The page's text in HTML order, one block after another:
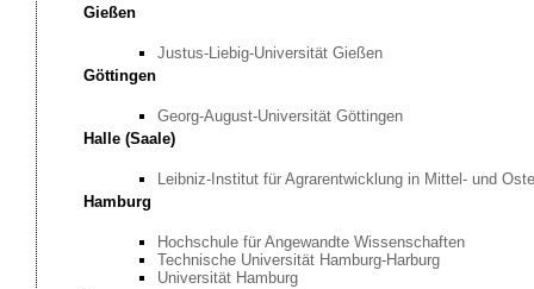
Gießen
Justus-Liebig-Universität Gießen
Göttingen
Georg-August-Universität Göttingen
Halle (Saale)
Leibniz-Institut für Agrarentwicklung in Mittel- und
Hamburg
Hochschule für Angewandte Wissenschaften
Technische Universität Hamburg-Harburg
Universität Hamburg